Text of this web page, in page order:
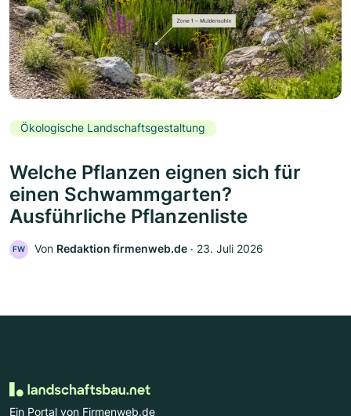
Ökologische Landschaftsgestaltung
Welche Pflanzen eignen sich für
einen Schwammgarten?
Ausführliche Pflanzenliste
FW Von Redaktion firmenweb.de ‧ 23. Juli 2026
Ein Portal von Firmenweb.de